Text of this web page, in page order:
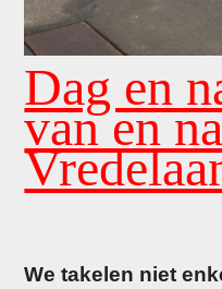
Dag en
van en
We takelen niet